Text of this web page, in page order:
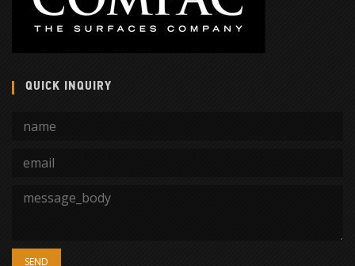
QUICK INQUIRY